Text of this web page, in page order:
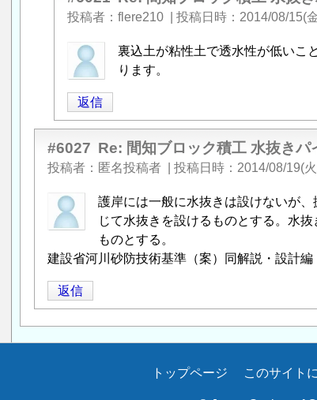
投稿者 flere210 投稿日時 2014/08/15(
匿
名
稿
者
に
よ
「
Re:
間
ブ
ロ
ッ
裏込土が粘性土で透水性が低いこ
ります。
返信
#6027 Re: 間知ブロック積工 水抜きパ
投稿者 匿名投稿者 投稿日時 2014/08/19(
護岸には一般に水抜きは設けないが
じて水抜きを設けるものとする。水
ものとする。
建設省河川砂防技術基準（案）同解説・設計編
返信
トップページ このサイト